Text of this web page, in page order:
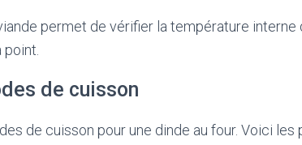
permet de vérifier la température interne
point.
de cuisson
de cuisson pour une dinde au four. Voici les